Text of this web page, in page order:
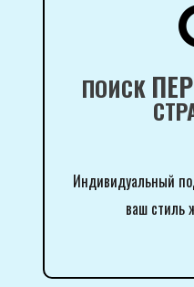
ПОИСК
Индивидуальный
ваш стиль